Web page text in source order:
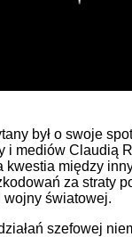
był o swoje
i mediów Claudią
kwestia między
za straty
wojny światowej.
szefowej